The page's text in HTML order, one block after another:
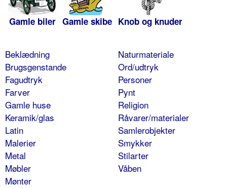
Gamle biler Gamle skibe Knob og knuder
Beklædning
Brugsgenstande
Fagudtryk
Farver
Gamle huse
Keramik/glas
Latin
Malerier
Metal
Møbler
Mønter
Naturmateriale
Ord/udtryk
Personer
Pynt
Religion
Råvarer/materialer
Samlerobjekter
Smykker
Stilarter
Våben